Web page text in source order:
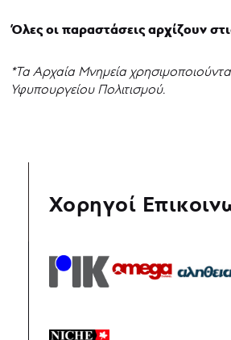
Όλες οι παραστάσεις αρχίζουν
*Τα Αρχαία Μνημεία
Υφυπουργείου Πολιτισμού.
Χορηγοί